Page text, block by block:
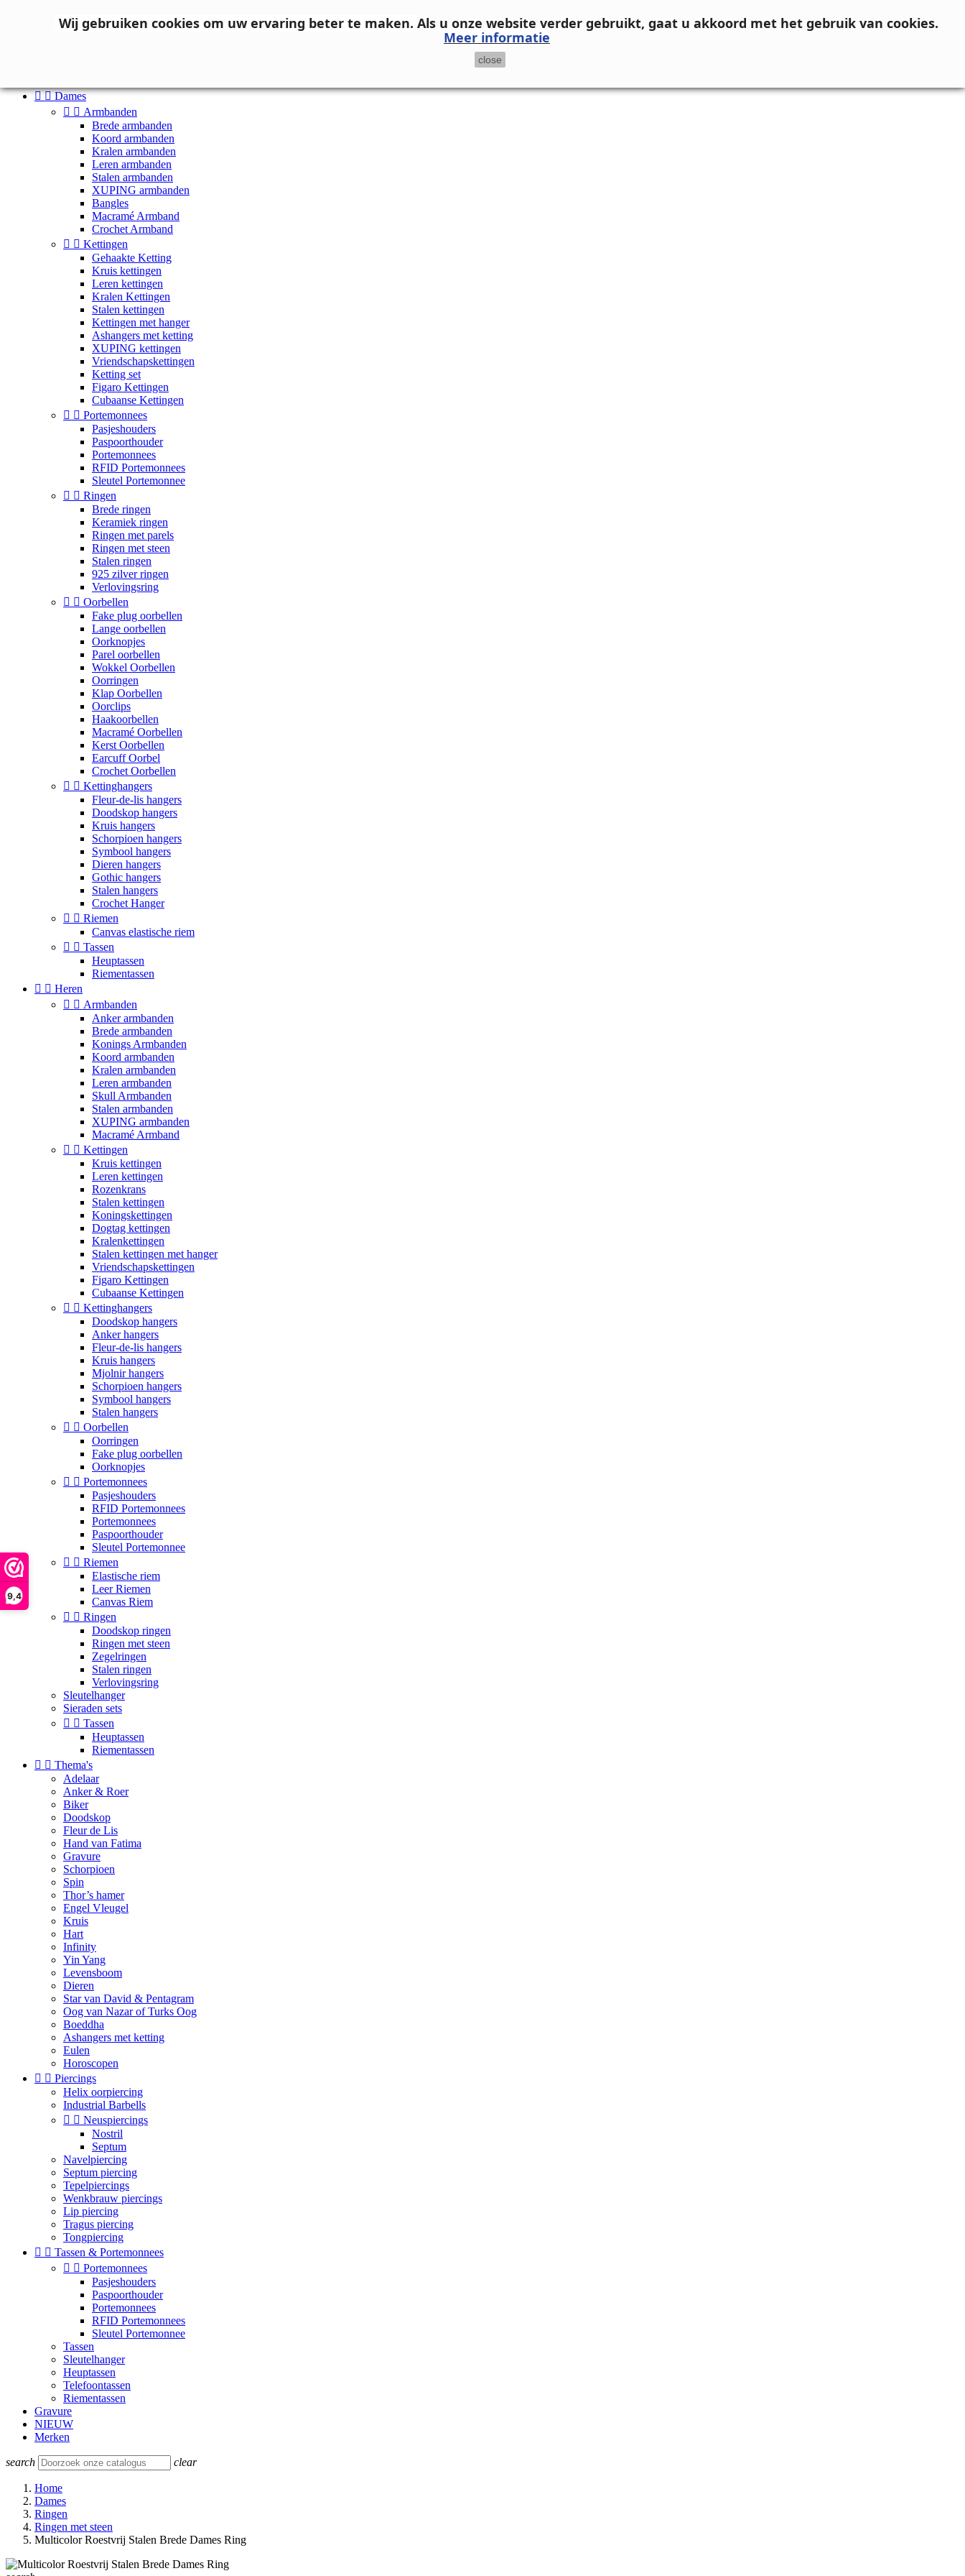
9,4
  Dames
  Armbanden
Brede armbanden
Koord armbanden
Kralen armbanden
Leren armbanden
Stalen armbanden
XUPING armbanden
Bangles
Macramé Armband
Crochet Armband
  Kettingen
Gehaakte Ketting
Kruis kettingen
Leren kettingen
Kralen Kettingen
Stalen kettingen
Kettingen met hanger
Ashangers met ketting
XUPING kettingen
Vriendschapskettingen
Ketting set
Figaro Kettingen
Cubaanse Kettingen
  Portemonnees
Pasjeshouders
Paspoorthouder
Portemonnees
RFID Portemonnees
Sleutel Portemonnee
  Ringen
Brede ringen
Keramiek ringen
Ringen met parels
Ringen met steen
Stalen ringen
925 zilver ringen
Verlovingsring
  Oorbellen
Fake plug oorbellen
Lange oorbellen
Oorknopjes
Parel oorbellen
Wokkel Oorbellen
Oorringen
Klap Oorbellen
Oorclips
Haakoorbellen
Macramé Oorbellen
Kerst Oorbellen
Earcuff Oorbel
Crochet Oorbellen
  Kettinghangers
Fleur-de-lis hangers
Doodskop hangers
Kruis hangers
Schorpioen hangers
Symbool hangers
Dieren hangers
Gothic hangers
Stalen hangers
Crochet Hanger
  Riemen
Canvas elastische riem
  Tassen
Heuptassen
Riementassen
  Heren
  Armbanden
Anker armbanden
Brede armbanden
Konings Armbanden
Koord armbanden
Kralen armbanden
Leren armbanden
Skull Armbanden
Stalen armbanden
XUPING armbanden
Macramé Armband
  Kettingen
Kruis kettingen
Leren kettingen
Rozenkrans
Stalen kettingen
Koningskettingen
Dogtag kettingen
Kralenkettingen
Stalen kettingen met hanger
Vriendschapskettingen
Figaro Kettingen
Cubaanse Kettingen
  Kettinghangers
Doodskop hangers
Anker hangers
Fleur-de-lis hangers
Kruis hangers
Mjolnir hangers
Schorpioen hangers
Symbool hangers
Stalen hangers
  Oorbellen
Oorringen
Fake plug oorbellen
Oorknopjes
  Portemonnees
Pasjeshouders
RFID Portemonnees
Portemonnees
Paspoorthouder
Sleutel Portemonnee
  Riemen
Elastische riem
Leer Riemen
Canvas Riem
  Ringen
Doodskop ringen
Ringen met steen
Zegelringen
Stalen ringen
Verlovingsring
Sleutelhanger
Sieraden sets
  Tassen
Heuptassen
Riementassen
  Thema's
Adelaar
Anker & Roer
Biker
Doodskop
Fleur de Lis
Hand van Fatima
Gravure
Schorpioen
Spin
Thor’s hamer
Engel Vleugel
Kruis
Hart
Infinity
Yin Yang
Levensboom
Dieren
Star van David & Pentagram
Oog van Nazar of Turks Oog
Boeddha
Ashangers met ketting
Eulen
Horoscopen
  Piercings
Helix oorpiercing
Industrial Barbells
  Neuspiercings
Nostril
Septum
Navelpiercing
Septum piercing
Tepelpiercings
Wenkbrauw piercings
Lip piercing
Tragus piercing
Tongpiercing
  Tassen & Portemonnees
  Portemonnees
Pasjeshouders
Paspoorthouder
Portemonnees
RFID Portemonnees
Sleutel Portemonnee
Tassen
Sleutelhanger
Heuptassen
Telefoontassen
Riementassen
Gravure
NIEUW
Merken
search clear
Home
Dames
Ringen
Ringen met steen
Multicolor Roestvrij Stalen Brede Dames Ring
Wij gebruiken cookies om uw ervaring beter te maken. Als u onze website verder gebruikt, gaat u akkoord met het gebruik van cookies.
Meer informatie
close